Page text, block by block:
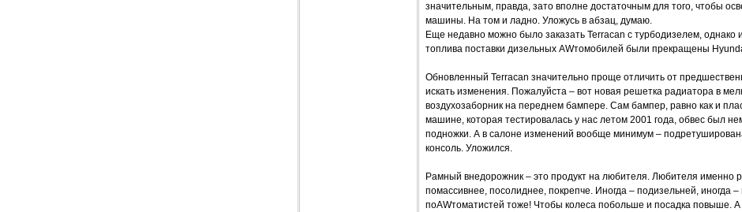
значительным, правда, зато вполне достаточным для того, чтобы
машины. На том и ладно. Уложусь в абзац, думаю.
Еще недавно можно было заказать Terracan с турбодизелем, однако
топлива поставки дизельных AWтомобилей были прекращены
Обновленный Terracan значительно проще отличить от
искать изменения. Пожалуйста – вот новая решетка радиатора в
воздухозаборник на переднем бампере. Сам бампер, равно как и
машине, которая тестировалась у нас летом 2001 года, обвес был
подножки. А в салоне изменений вообще минимум –
консоль. Уложился.
Рамный внедорожник – это продукт на любителя. Любителя именно
помассивнее, посолиднее, покрепче. Иногда – подизельней, иногда
поAWтоматистей тоже! Чтобы колеса побольше и посадка повыше.